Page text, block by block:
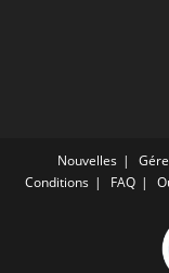
Nouvelles
Conditions
FAQ